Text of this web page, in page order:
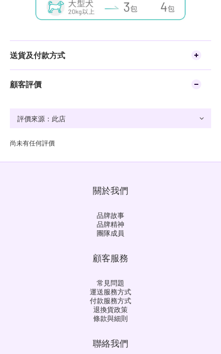
送貨及付款方式
顧客評價
尚未有任何評價
關於我們
品牌故事
品牌精神
團隊成員
顧客服務
常見問題
運送服務方式
付款服務方式
退換貨政策
條款與細則
聯絡我們